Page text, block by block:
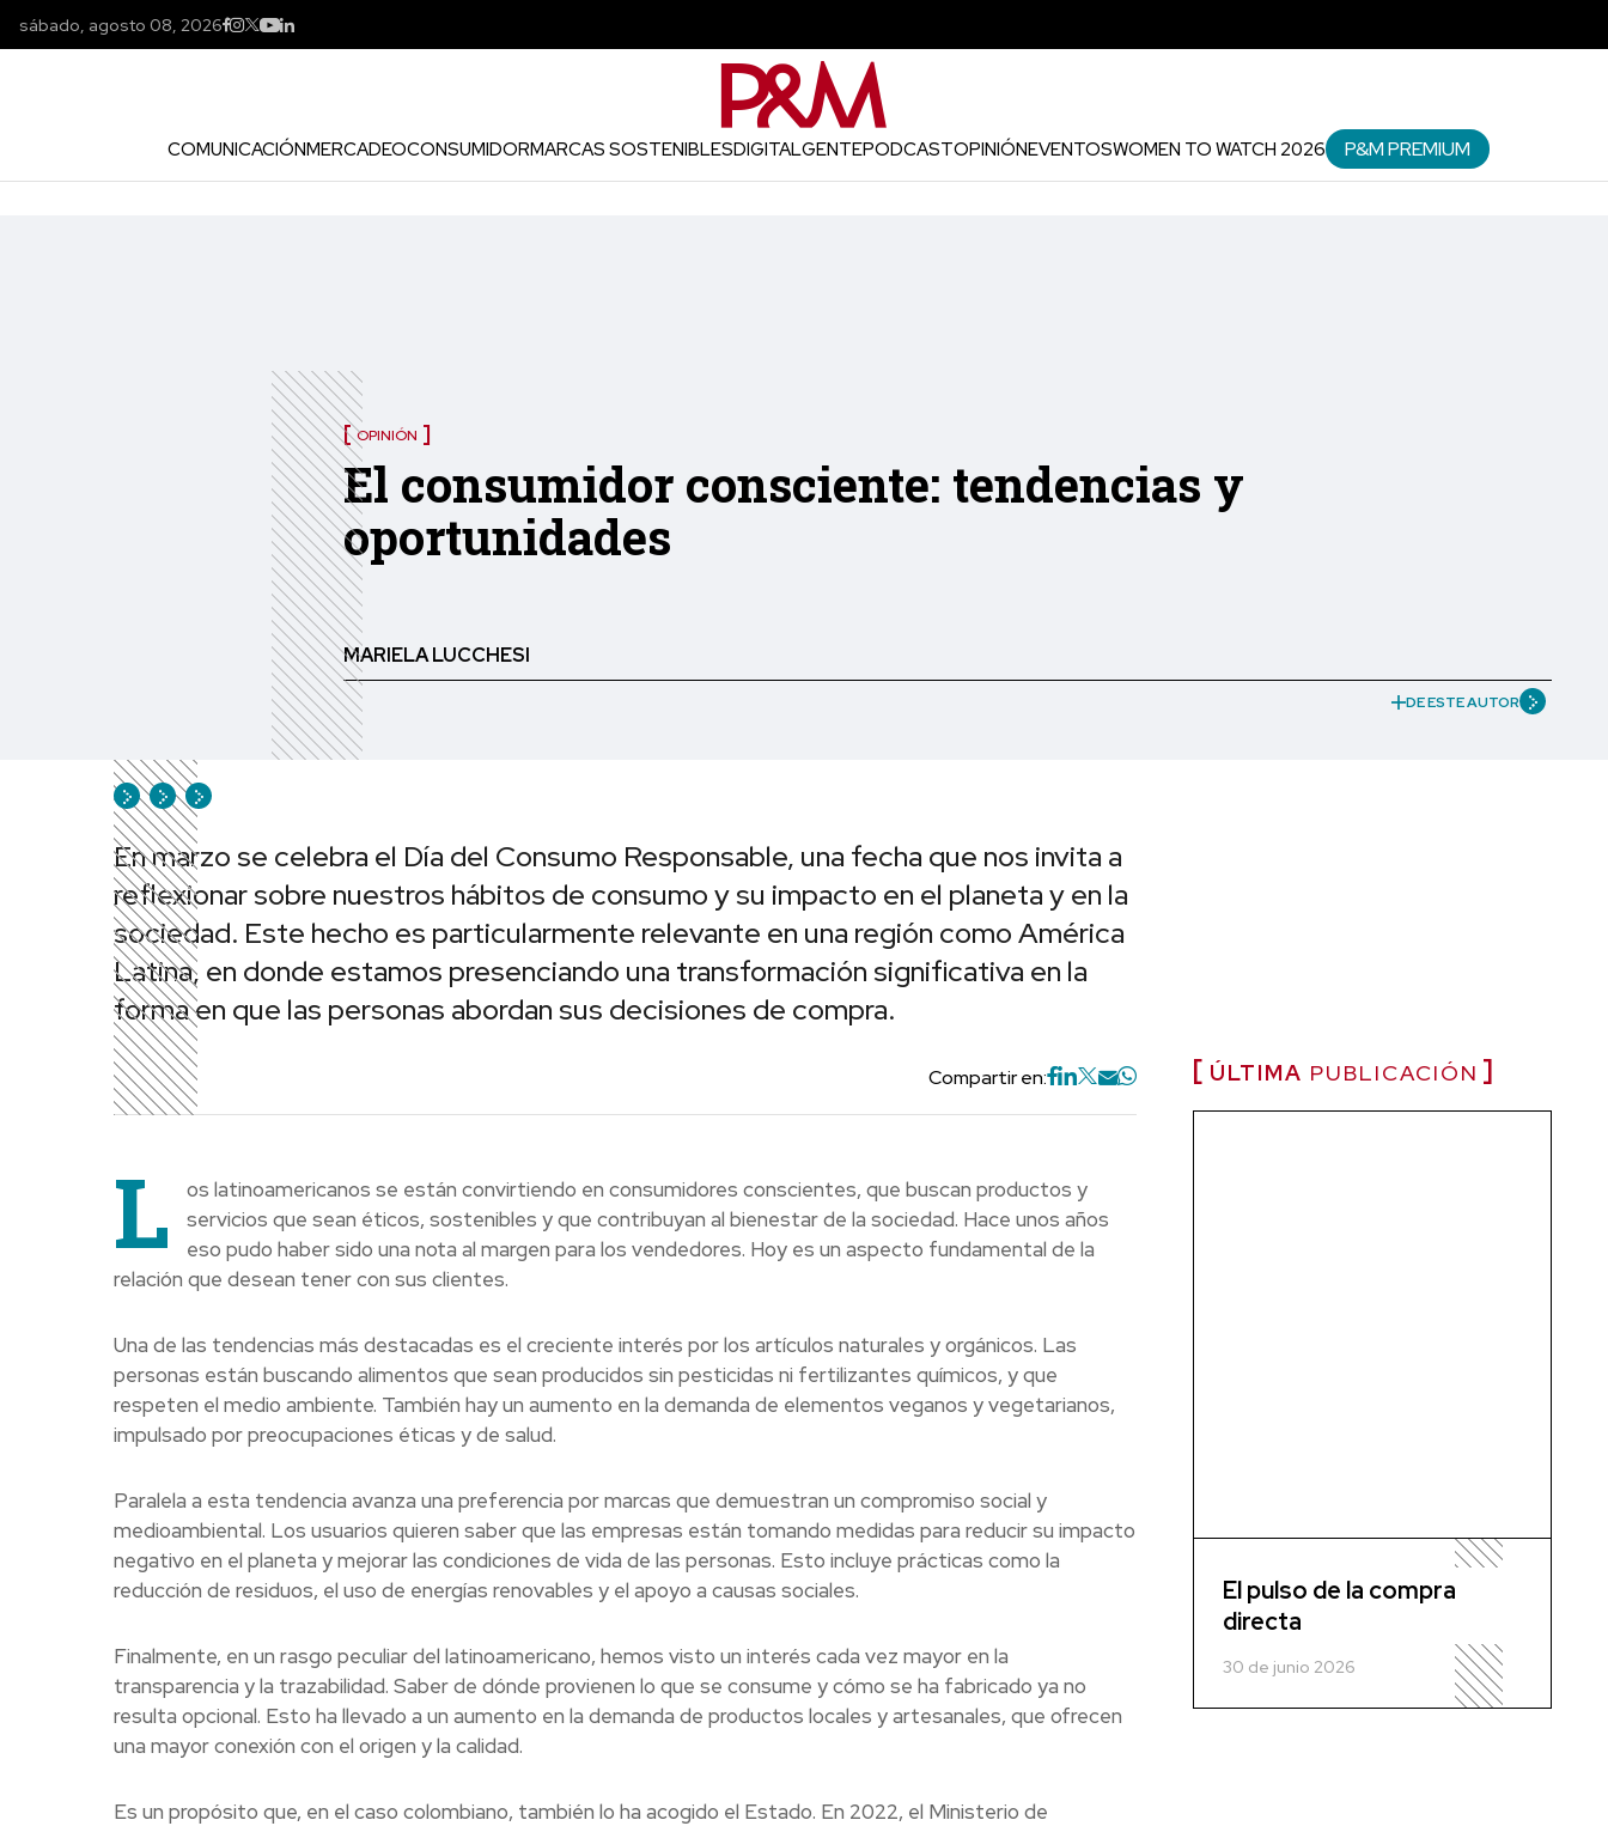
sábado, agosto 08, 2026
COMUNICACIÓNMERCADEOCONSUMIDORMARCAS SOSTENIBLESDIGITALGENTEPODCASTOPINIÓNEVENTOSWOMEN TO WATCH 2026 P&M PREMIUM
OPINIÓN
El consumidor consciente: tendencias y
oportunidades
MARIELA LUCCHESI
DE ESTE AUTOR
En marzo se celebra el Día del Consumo Responsable, una fecha que nos invita a
reflexionar sobre nuestros hábitos de consumo y su impacto en el planeta y en la
sociedad. Este hecho es particularmente relevante en una región como América
Latina, en donde estamos presenciando una transformación significativa en la
forma en que las personas abordan sus decisiones de compra.
Compartir en:
L
os latinoamericanos se están convirtiendo en consumidores conscientes, que buscan productos y
servicios que sean éticos, sostenibles y que contribuyan al bienestar de la sociedad. Hace unos años
eso pudo haber sido una nota al margen para los vendedores. Hoy es un aspecto fundamental de la
relación que desean tener con sus clientes.
Una de las tendencias más destacadas es el creciente interés por los artículos naturales y orgánicos. Las
personas están buscando alimentos que sean producidos sin pesticidas ni fertilizantes químicos, y que
respeten el medio ambiente. También hay un aumento en la demanda de elementos veganos y vegetarianos,
impulsado por preocupaciones éticas y de salud.
Paralela a esta tendencia avanza una preferencia por marcas que demuestran un compromiso social y
medioambiental. Los usuarios quieren saber que las empresas están tomando medidas para reducir su impacto
negativo en el planeta y mejorar las condiciones de vida de las personas. Esto incluye prácticas como la
reducción de residuos, el uso de energías renovables y el apoyo a causas sociales.
Finalmente, en un rasgo peculiar del latinoamericano, hemos visto un interés cada vez mayor en la
transparencia y la trazabilidad. Saber de dónde provienen lo que se consume y cómo se ha fabricado ya no
resulta opcional. Esto ha llevado a un aumento en la demanda de productos locales y artesanales, que ofrecen
una mayor conexión con el origen y la calidad.
Es un propósito que, en el caso colombiano, también lo ha acogido el Estado. En 2022, el Ministerio de
ÚLTIMA PUBLICACIÓN
El pulso de la compra
directa
30 de junio 2026